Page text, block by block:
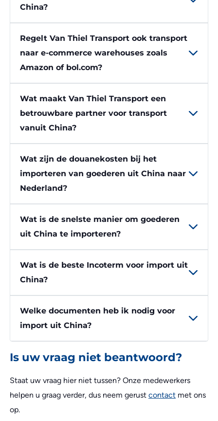
China?
Regelt Van Thiel Transport ook transport
naar e-commerce warehouses zoals
Amazon of bol.com?
Wat maakt Van Thiel Transport een
betrouwbare partner voor transport
vanuit China?
Wat zijn de douanekosten bij het
importeren van goederen uit China naar
Nederland?
Wat is de snelste manier om goederen
uit China te importeren?
Wat is de beste Incoterm voor import uit
China?
Welke documenten heb ik nodig voor
import uit China?
Is uw vraag niet beantwoord?
Staat uw vraag hier niet tussen? Onze medewerkers
helpen u graag verder, dus neem gerust contact met ons
op.